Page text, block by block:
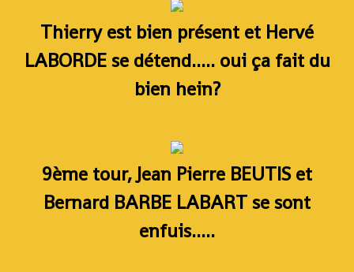
Thierry est bien présent et Hervé
LABORDE se détend..... oui ça fait du
bien hein?
9ème tour, Jean Pierre BEUTIS et
Bernard BARBE LABART se sont
enfuis.....